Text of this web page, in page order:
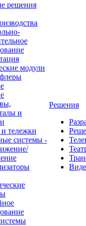
решения
модули
и
тележки
системы -
Решения